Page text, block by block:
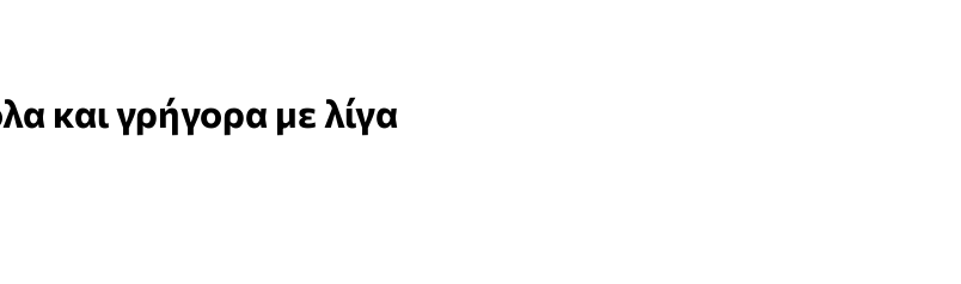
και γρήγορα με λίγα